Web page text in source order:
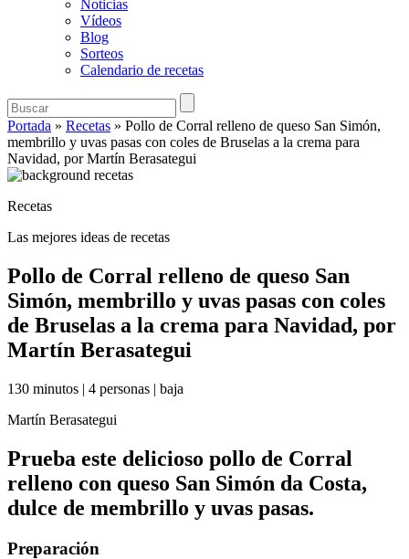
Noticias
Vídeos
Blog
Sorteos
Calendario de recetas
Portada » Recetas » Pollo de Corral relleno de queso San Simón,
membrillo y uvas pasas con coles de Bruselas a la crema para
Navidad, por Martín Berasategui
Recetas
Las mejores ideas de recetas
Pollo de Corral relleno de queso San
Simón, membrillo y uvas pasas con coles
de Bruselas a la crema para Navidad, por
Martín Berasategui
130 minutos | 4 personas | baja
Martín Berasategui
Prueba este delicioso pollo de Corral
relleno con queso San Simón da Costa,
dulce de membrillo y uvas pasas.
Preparación